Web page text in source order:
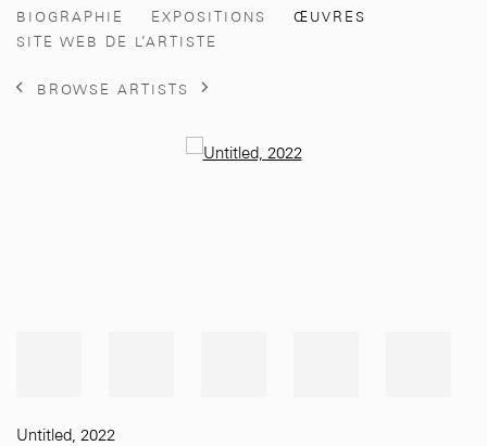
BIOGRAPHIE
EXPOSITIONS
ŒUVRES
SITE WEB DE L’ARTISTE
BROWSE ARTISTS
Untitled, 2022